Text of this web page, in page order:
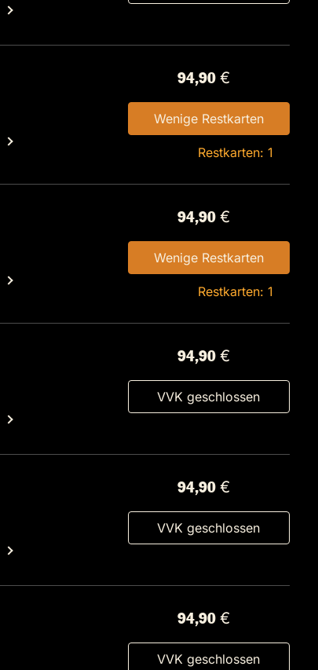
94,90 €
Wenige Restkarten
Restkarten: 1
94,90 €
Wenige Restkarten
Restkarten: 1
94,90 €
VVK geschlossen
94,90 €
VVK geschlossen
94,90 €
VVK geschlossen